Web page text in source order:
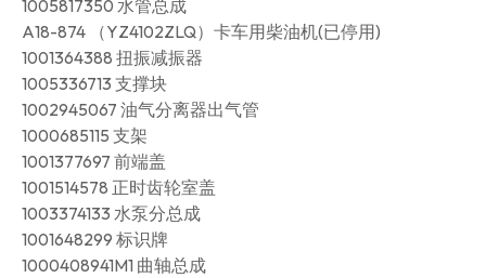
1005817350 水管总成
A18-874 （YZ4102ZLQ）卡车用柴油机(已停用)
1001364388 扭振减振器
1005336713 支撑块
1002945067 油气分离器出气管
1000685115 支架
1001377697 前端盖
1001514578 正时齿轮室盖
1003374133 水泵分总成
1001648299 标识牌
1000408941M1 曲轴总成